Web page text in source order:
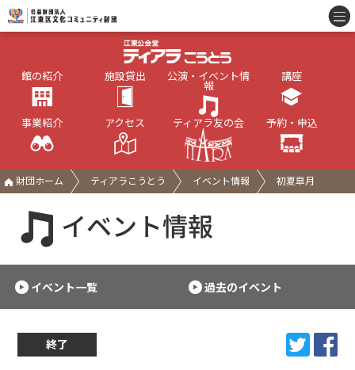
館の紹介 施設貸出 公演・イベント情
報
講座
事業紹介 アクセス ティアラ友の会 予約・申込
財団ホーム ティアラこうとう イベント情報 初夏皐月
イベント情報
イベント一覧 過去のイベント
終了